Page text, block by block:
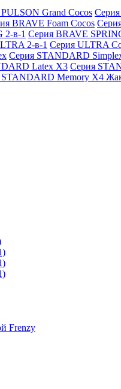
Grand Cocos
BRAVE Foam Cocos
2-в-1 Серия BRAVE
2-в-1 Серия ULTRA
Серия STANDARD
Latex X3 Серия
Memory X4
Frenzy